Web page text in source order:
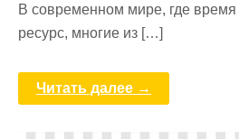
В современном мире, где
ресурс, многие из […]
Читать далее →